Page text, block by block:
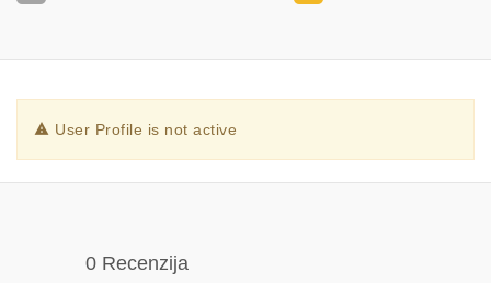
User Profile is not active
0 Recenzija